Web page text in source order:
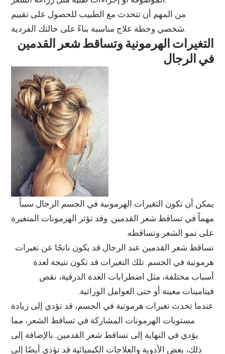
من المهم أن تتحدث مع الطبيب للحصول على تقييم
شخصي وخطة علاج مناسبة بناءً على حالتك الفردية.
التغيرات الهرمونية وتساقط شعر القدمين
في الرجال
يمكن أن تكون التغيرات الهرمونية في الجسم الرجال سبباً
مهماً في تساقط شعر القدمين. وقد تؤثر الهرمونات المتغيرة
على نمو الشعر وتساقطه.
تساقط شعر القدمين عند الرجال قد يكون ناتجًا عن تغيرات
هرمونية في الجسم. تلك التغيرات قد تكون نتيجة لعدة
أسباب مختلفة، مثل اضطرابات الغدة الدرقية، نقص
فيتامينات معينة أو حتى العوامل الوراثية.
عندما تحدث تغيرات هرمونية في الجسم، قد تؤدي إلى زيادة
مستويات الهرمونات المشاركة في تساقط الشعر، مما
يؤدي في النهاية إلى تساقط شعر القدمين. بالإضافة إلى
ذلك، بعض الأدوية والعلاجات الكيميائية قد تؤدي أيضًا إلى